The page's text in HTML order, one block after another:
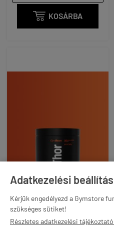
Adatkezelési
Kérjük engedélyezd a Gymstore
szükséges sütiket!
Részletes adatkezelési
 KOSÁRBA
MIGHTY PRE-WORKOUT
FORMULA - 210 G